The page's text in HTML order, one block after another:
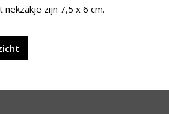
zijn 7,5 x 6 cm.